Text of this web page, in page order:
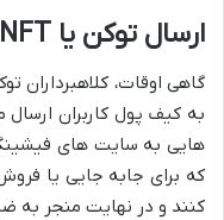
ارسال توکن یا NFT های جعلی به کیف پول
به کیف پول کاربران
هایی به سایت های
که برای جابه جایی یا
کنند و در نهایت منجر به